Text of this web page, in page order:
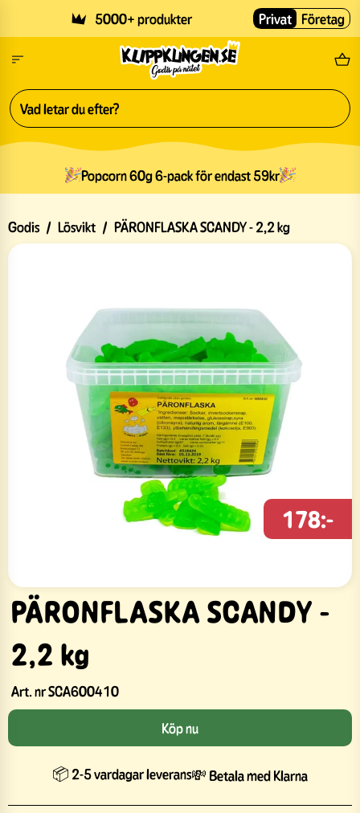
5000+ produkter
Fri
Slide 1 of 3
Privat Företag
Popcorn 60g 6-pack för endast 59kr
Godis / Lösvikt / PÄRONFLASKA SCANDY - 2,2 kg
PÄRONFLASKA SCANDY -
2,2 kg
Art. nrSCA600410
178:-
Köp nu
📦 2-5 vardagar leverans💸 Betala med Klarna